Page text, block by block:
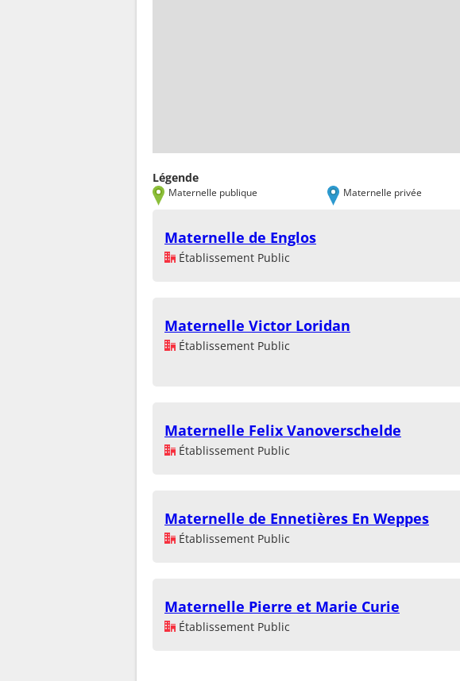
Légende
Maternelle publique Maternelle privée
Maternelle de Englos
Établissement Public
Maternelle Victor Loridan
Établissement Public
Maternelle Felix Vanoverschelde
Établissement Public
Maternelle de Ennetières En Weppes
Établissement Public
Maternelle Pierre et Marie Curie
Établissement Public